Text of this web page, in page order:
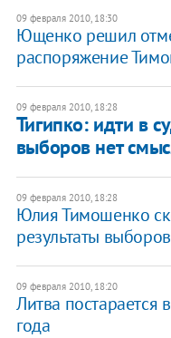
09 февраля 2010, 18:30
Ющенко решил
распоряжение
09 февраля 2010, 18:28
Тигипко: идти в
выборов нет
09 февраля 2010, 18:28
Юлия Тимошенко
результаты
09 февраля 2010, 18:20
Литва постарается
года